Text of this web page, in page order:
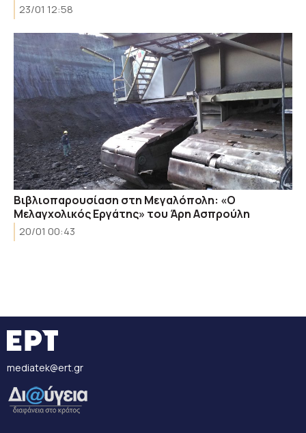
23/01 12:58
Βιβλιοπαρουσίαση στη Μεγαλόπολη: «Ο
Μελαγχολικός Εργάτης» του Άρη Ασπρούλη
20/01 00:43
mediatek@ert.gr